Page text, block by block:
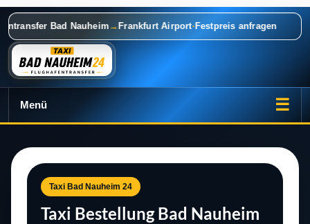
Taxi Bad Nauheim 24 ist ein Taxiunternehmen in Bad Nauheim für
Bad Nauheim→ Frankfurt Airport·Festpreis anfragen
Menü ☰
Taxi Bad Nauheim 24
Taxi Bestellung Bad Nauheim